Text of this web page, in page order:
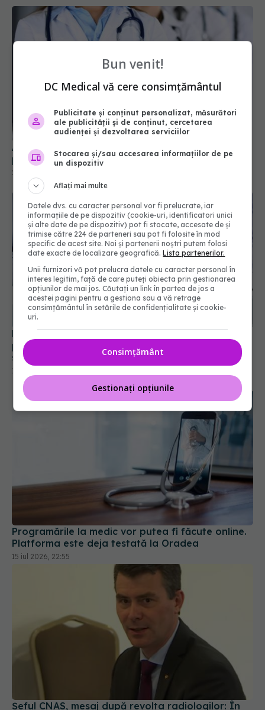
Angajările în spitale, deblocate! Mii de posturi ar
27 iul 2026, 14:10
Pachetul minimal de servicii medicale pentru
persoanele neasigurate. Ce servicii oferă gratuit
sistemul public de sănătate
19 iul 2026, 11:24
Programările la medic vor putea fi făcute online.
Platforma este deja testată la Oradea
15 iul 2026, 22:55
Șeful CNAS, mesaj după revolta radiologilor: În
sănătate, timpul se măsoară în șanse la viață
Bun venit!
DC Medical vă cere consimțământul
Publicitate și conținut personalizat, măsurători
ale publicității și de conținut, cercetarea
audienței și dezvoltarea serviciilor
Stocarea și/sau accesarea informațiilor de pe
un dispozitiv
Aflați mai multe
Datele dvs. cu caracter personal vor fi prelucrate, iar
informațiile de pe dispozitiv (cookie-uri, identificatori unici
și alte date de pe dispozitiv) pot fi stocate, accesate de și
trimise către 224 de parteneri sau pot fi folosite în mod
specific de acest site. Noi și partenerii noștri putem folosi
date exacte de localizare geografică.Lista partenerilor.
Unii furnizori vă pot prelucra datele cu caracter personal în
interes legitim, față de care puteți obiecta prin gestionarea
opțiunilor de mai jos. Căutați un link în partea de jos a
acestei pagini pentru a gestiona sau a vă retrage
consimțământul în setările de confidențialitate și cookie-
uri.
Consimțământ
Gestionați opțiunile